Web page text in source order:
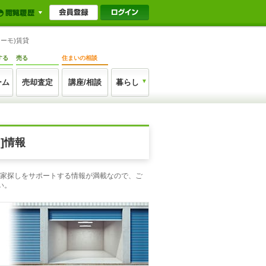
モ)賃貸
る
ム
売る
売却査定
住まいの相談
講座/相談 暮らし
情報
探しをサポートする情報が満載なので、ご